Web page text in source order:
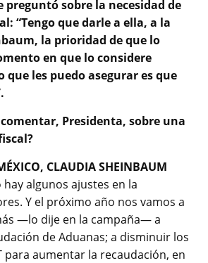
preguntó sobre la necesidad de
“Tengo que darle a ella, a la
la prioridad de que lo
en que lo considere
les puedo asegurar es que
Presidenta, sobre una
CLAUDIA SHEINBAUM
hay algunos ajustes en la
Y el próximo año nos vamos a
—lo dije en la campaña— a
de Aduanas; a disminuir los
para aumentar la recaudación, en